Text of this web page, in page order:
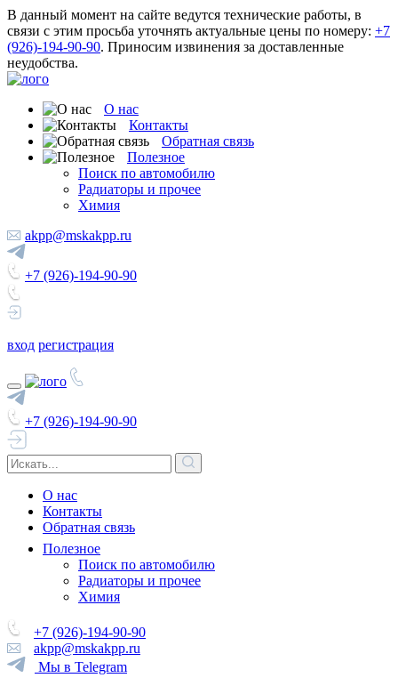
В данный момент на сайте ведутся технические работы, в
связи с этим просьба уточнять актуальные цены по номеру: +7
(926)-194-90-90. Приносим извинения за доставленные
неудобства.
О нас
Контакты
Обратная связь
Полезное
Поиск по автомобилю
Радиаторы и прочее
Химия
akpp@mskakpp.ru
+7 (926)-194-90-90
вход регистрация
+7 (926)-194-90-90
О нас
Контакты
Обратная связь
Полезное
Поиск по автомобилю
Радиаторы и прочее
Химия
+7 (926)-194-90-90
akpp@mskakpp.ru
Мы в Telegram